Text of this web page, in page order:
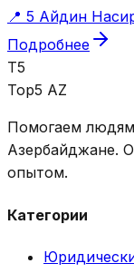
📍 5 Айдин
Подробнее
T5
Top5 AZ
Помогаем
Азербайджане.
опытом.
Категории